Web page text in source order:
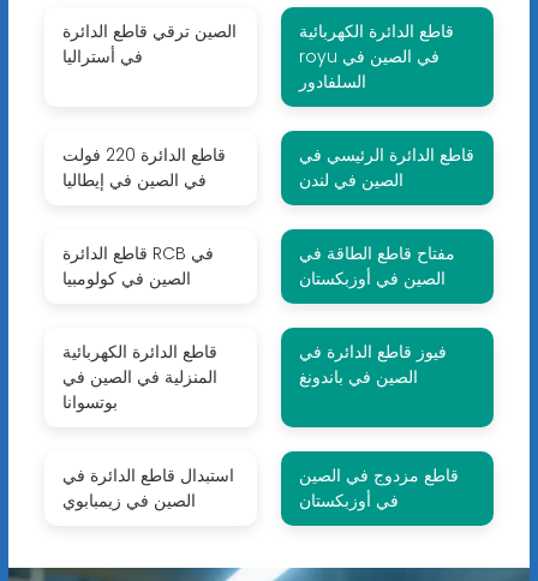
الصين ترقي قاطع الدائرة
في أستراليا
قاطع الدائرة الكهربائية
royu في الصين في
السلفادور
قاطع الدائرة 220 فولت
في الصين في إيطاليا
قاطع الدائرة الرئيسي في
الصين في لندن
قاطع الدائرة RCB في
الصين في كولومبيا
مفتاح قاطع الطاقة في
الصين في أوزبكستان
قاطع الدائرة الكهربائية
المنزلية في الصين في
بوتسوانا
فيوز قاطع الدائرة في
الصين في باندونغ
استبدال قاطع الدائرة في
الصين في زيمبابوي
قاطع مزدوج في الصين
في أوزبكستان